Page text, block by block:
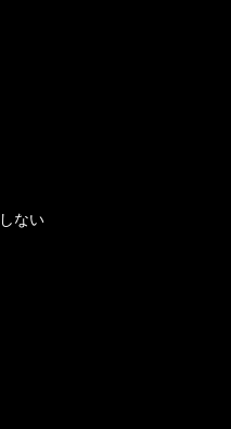
ない